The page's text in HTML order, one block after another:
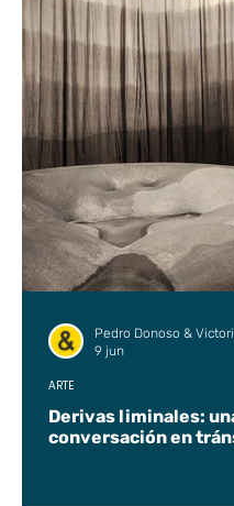
Derivas liminales:
conversación en
ARTE
Pedro Donoso &
9 jun